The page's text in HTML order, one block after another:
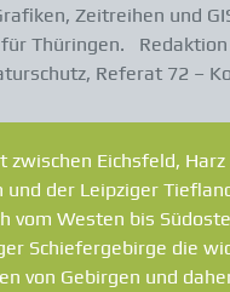
Zeitreihen und
Thüringen.
Referat 72 –
Eichsfeld,
und der Leipziger
vom Westen bis
Schiefergebirge die
von Gebirgen und